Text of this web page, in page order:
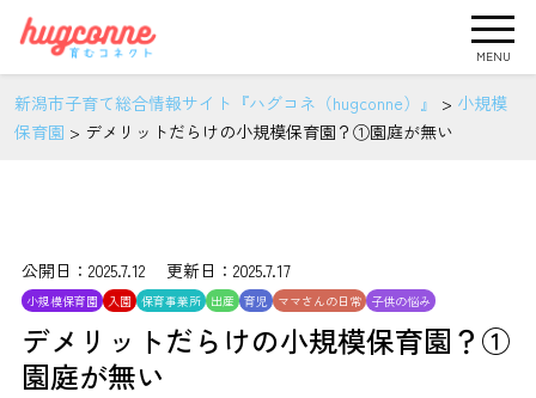
MENU
新潟市子育て総合情報サイト『ハグコネ（hugconne）』 > 小規模
保育園 > デメリットだらけの小規模保育園？①園庭が無い
公開日：2025.7.12 更新日：2025.7.17
小規模保育園 入園 保育事業所 出産 育児 ママさんの日常 子供の悩み
デメリットだらけの小規模保育園？①
園庭が無い